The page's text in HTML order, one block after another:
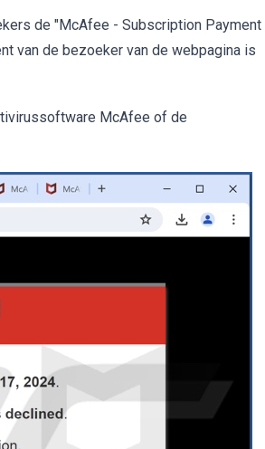
de "McAfee - Subscription Payment
van de bezoeker van de webpagina is
McAfee of de